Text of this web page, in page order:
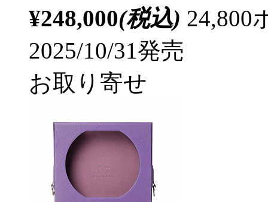
¥248,000(税込) 24,800
2025/10/31発売
お取り寄せ